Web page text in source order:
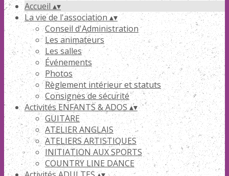
Accueil ▴▾
La vie de l'association▴▾
Conseil d'Administration
Les animateurs
Les salles
Événements
Photos
Règlement intérieur et statuts
Consignes de sécurité
Activités ENFANTS & ADOS▴▾
GUITARE
ATELIER ANGLAIS
ATELIERS ARTISTIQUES
INITIATION AUX SPORTS
COUNTRY LINE DANCE